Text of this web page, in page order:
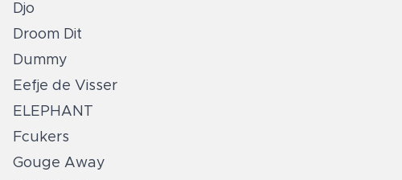
Djo
Droom Dit
Dummy
Eefje de Visser
ELEPHANT
Fcukers
Gouge Away